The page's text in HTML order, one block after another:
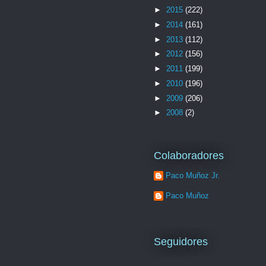
► 2015 (222)
► 2014 (161)
► 2013 (112)
► 2012 (156)
► 2011 (199)
► 2010 (196)
► 2009 (206)
► 2008 (2)
Colaboradores
Paco Muñoz Jr.
Paco Muñoz
Seguidores